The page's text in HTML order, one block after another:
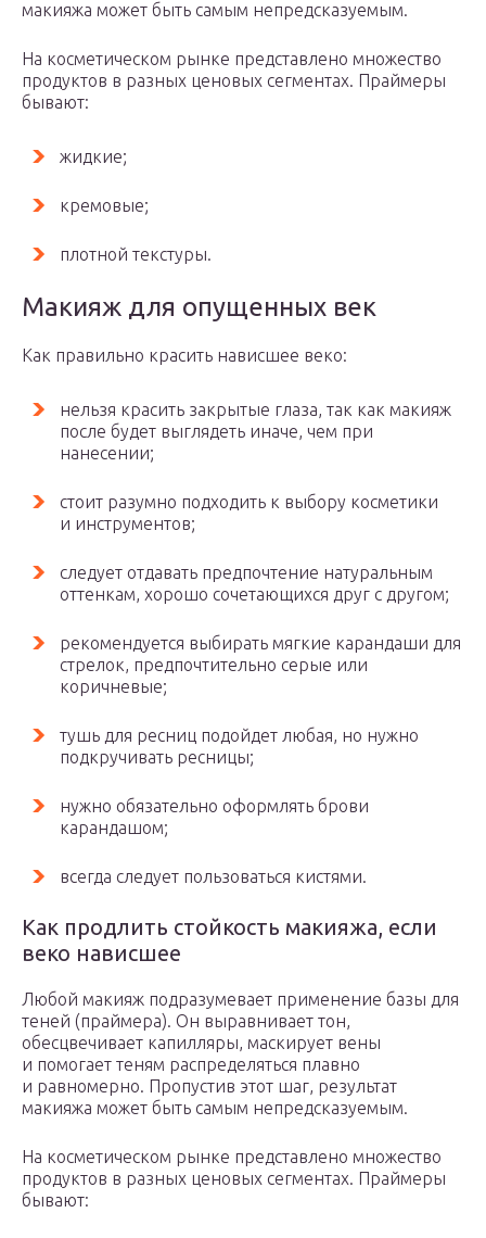
макияжа может быть самым непредсказуемым.
На косметическом рынке представлено множество
продуктов в разных ценовых сегментах. Праймеры
бывают:
жидкие;
кремовые;
плотной текстуры.
Макияж для опущенных век
Как правильно красить нависшее веко:
нельзя красить закрытые глаза, так как макияж
после будет выглядеть иначе, чем при
нанесении;
стоит разумно подходить к выбору косметики
и инструментов;
следует отдавать предпочтение натуральным
оттенкам, хорошо сочетающихся друг с другом;
рекомендуется выбирать мягкие карандаши для
стрелок, предпочтительно серые или
коричневые;
тушь для ресниц подойдет любая, но нужно
подкручивать ресницы;
нужно обязательно оформлять брови
карандашом;
всегда следует пользоваться кистями.
Как продлить стойкость макияжа, если
веко нависшее
Любой макияж подразумевает применение базы для
теней (праймера). Он выравнивает тон,
обесцвечивает капилляры, маскирует вены
и помогает теням распределяться плавно
и равномерно. Пропустив этот шаг, результат
макияжа может быть самым непредсказуемым.
На косметическом рынке представлено множество
продуктов в разных ценовых сегментах. Праймеры
бывают: